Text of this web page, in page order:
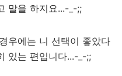
말을 하지요...-_-;;
우에는 니 선택이 좋았다
있는 편입니다...-_-;;